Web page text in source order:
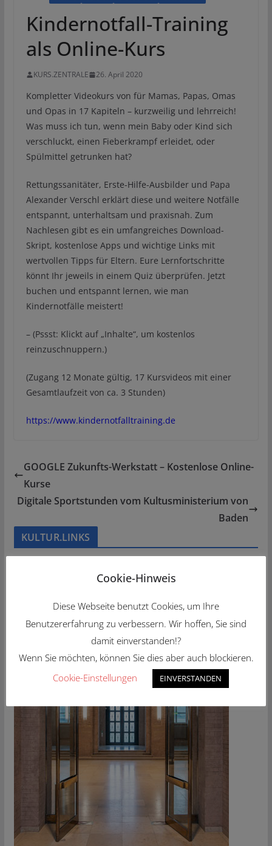
Kindernotfall-Training
als Online-Kurs
KURS.ZENTRALE 26. April 2020
Kompletter Videokurs von für Mamas, Papas, Omas
und Opas in 17 Kapiteln – kurzweilig und lehrreich!
Was muss ich tun, wenn mein Baby oder Kind sich
verschluckt, einen Fieberkrampf erleidet, oder
Spülmittel getrunken hat?
Rettungssanitäter, Erste-Hilfe-Ausbilder und Papa
Alexander Verschl erklärt diese und weitere Notfälle
entspannt, unterhaltsam und praxisnah. Zum
Nachlesen gibt es ein umfangreiches Download-
Skript, kostenlose Apps und wichtige Links mit
wertvollen Tipps für Eltern. Eure Lernfortschritte
könnt Ihr jeweils in einem Quiz überprüfen. Jetzt
buchen und entspannt lernen, wie man
Kindernotfälle meistert!
– (Pssst: Klickt auf „Inhalte“, um kostenlos
reinzuschnuppern.)
(Zugang 12 Monate gültig, 17 Kursvideos mit einer
Gesamtlaufzeit von ca. 3 Stunden)
https://www.kindernotfalltraining.de
GOOGLE Zukunfts-Werkstatt – Kostenlose Online-
Kurse
Digitale Sportstunden vom Kultusministerium von
Baden
KULTUR.LINKS
Cookie-Hinweis
Diese Webseite benutzt Cookies, um Ihre
Benutzererfahrung zu verbessern. Wir hoffen, Sie sind
damit einverstanden!?
Wenn Sie möchten, können Sie dies aber auch blockieren.
Cookie-Einstellungen
EINVERSTANDEN